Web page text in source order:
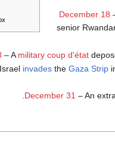
December 18
senior
– A military coup d'état
invadesthe Gaza Strip
December 31 – An
.